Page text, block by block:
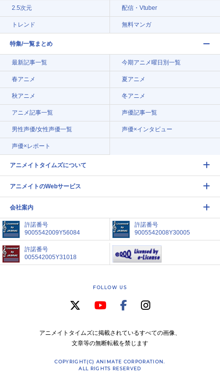
2.5次元 配信・Vtuber
トレンド 無料マンガ
特集/一覧まとめ
最新記事一覧 今期アニメ曜日別一覧
春アニメ 夏アニメ
秋アニメ 冬アニメ
アニメ記事一覧 声優記事一覧
男性声優/女性声優一覧 声優×インタビュー
声優×レポート
アニメイトタイムズについて
アニメイトのWebサービス
会社案内
許諾番号
9005542009Y56084
許諾番号
9005542008Y30005
許諾番号
005542005Y31018
FOLLOW US
アニメイトタイムズに掲載されているすべての画像、
文章等の無断転載を禁じます
COPYRIGHT(C) ANIMATE CORPORATION.
ALL RIGHTS RESERVED